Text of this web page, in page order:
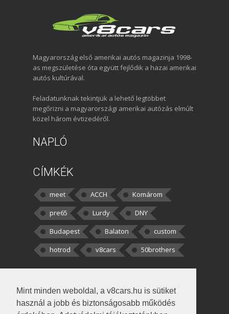
Mint minden weboldal, a v8cars.hu is sütiket
használ a jobb és biztonságosabb működés
Magyarország első amerikai autós magazinja 1998-
as megszületése óta együtt fejlődik a hazai amerikai
autós kultúrával.
Feladatunknak tekintjük a lehető legtöbbet
megőrizni a magyarországi amerikai autózás elmúlt
közel három évtizedéről.
NAPLÓ
CÍMKÉK
meet ACCH
Komárom
pre65
Lurdy
DNY
Budapest
Balaton
custom
hotrod
v8cars 50brothers
kortisz:Elszúrtam! Én csak két
darabbaal számoltam. Nem tudtam, hogy fél autót,